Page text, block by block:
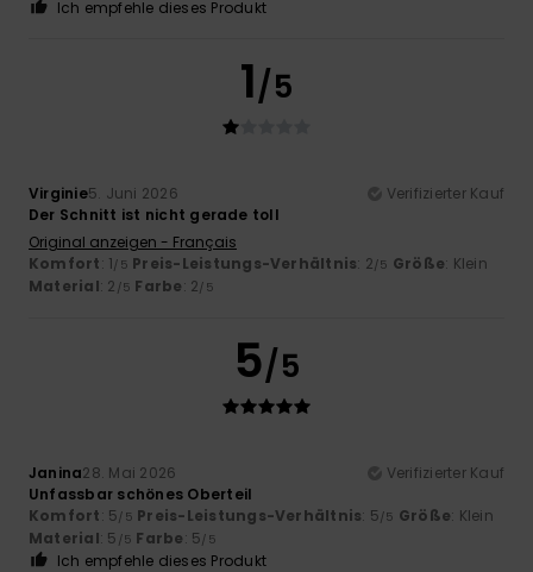
Ich empfehle dieses Produkt
1/5
Virginie5. Juni 2026
Verifizierter Kauf
Der Schnitt ist nicht gerade toll
Original anzeigen - Français
Komfort: 1/5 Preis-Leistungs-Verhältnis: 2/5 Größe: Klein
Material: 2 /5 Farbe: 2/5
5/5
Janina28. Mai 2026
Verifizierter Kauf
Unfassbar schönes Oberteil
Komfort: 5/5 Preis-Leistungs-Verhältnis: 5/5 Größe: Klein
Material: 5 /5 Farbe: 5/5
Ich empfehle dieses Produkt